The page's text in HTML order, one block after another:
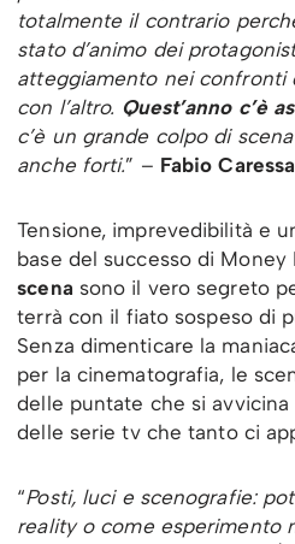
totalmente il contrario
stato d’animo dei
atteggiamento nei confronti
con l’altro. Quest’anno c’è
c’è un grande colpo di
anche forti.” – Fabio Caressa
Tensione, imprevedibilità e
base del successo di
scena sono il vero segreto
terrà con il fiato sospeso di
Senza dimenticare la
per la cinematografia, le
delle puntate che si
delle serie tv che tanto ci
“Posti, luci e scenografie:
reality o come esperimento